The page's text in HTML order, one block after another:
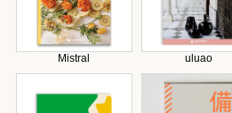
Mistral uluao